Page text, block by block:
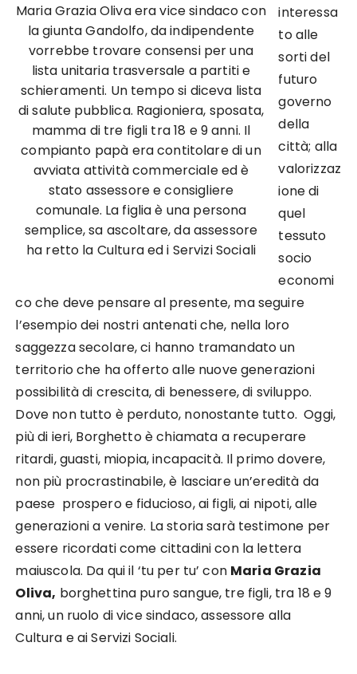
Maria Grazia Oliva era vice sindaco con
la giunta Gandolfo, da indipendente
vorrebbe trovare consensi per una
lista unitaria trasversale a partiti e
schieramenti. Un tempo si diceva lista
di salute pubblica. Ragioniera, sposata,
mamma di tre figli tra 18 e 9 anni. Il
compianto papà era contitolare di un
avviata attività commerciale ed è
stato assessore e consigliere
comunale. La figlia è una persona
semplice, sa ascoltare, da assessore
ha retto la Cultura ed i Servizi Sociali
interessa
to alle
sorti del
futuro
governo
della
città; alla
valorizzaz
ione di
quel
tessuto
socio
economi
co che deve pensare al presente, ma seguire
l’esempio dei nostri antenati che, nella loro
saggezza secolare, ci hanno tramandato un
territorio che ha offerto alle nuove generazioni
possibilità di crescita, di benessere, di sviluppo.
Dove non tutto è perduto, nonostante tutto. Oggi,
più di ieri, Borghetto è chiamata a recuperare
ritardi, guasti, miopia, incapacità. Il primo dovere,
non più procrastinabile, è lasciare un’eredità da
paese prospero e fiducioso, ai figli, ai nipoti, alle
generazioni a venire. La storia sarà testimone per
essere ricordati come cittadini con la lettera
maiuscola. Da qui il ‘tu per tu’ con Maria Grazia
Oliva, borghettina puro sangue, tre figli, tra 18 e 9
anni, un ruolo di vice sindaco, assessore alla
Cultura e ai Servizi Sociali.